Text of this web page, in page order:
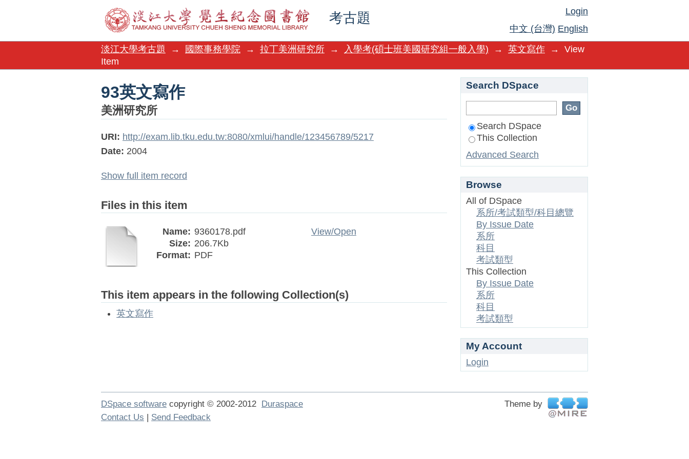
考古題
93英文寫作
Login
中文 (台灣) English
淡江大學考古題
→ 國際事務學院 → 拉丁美洲研究所 → 入學考(碩士班美國研究組一般入學) → 英文寫作 →
View
Item
93英文寫作
美洲研究所
URI: http://exam.lib.tku.edu.tw:8080/xmlui/handle/123456789/5217
Date: 2004
Show full item record
Files in this item
Name: 9360178.pdf
Size: 206.7Kb
Format: PDF
View/Open
This item appears in the following Collection(s)
英文寫作
Search DSpace
Search DSpace
This Collection
Advanced Search
Browse
All of DSpace
系所/考試類型/科目總覽
By Issue Date
系所
科目
考試類型
This Collection
By Issue Date
系所
科目
考試類型
My Account
Login
DSpace software copyright © 2002-2012 Duraspace
Theme by
Contact Us | Send Feedback